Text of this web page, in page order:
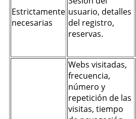
Estrictamente
necesarias
usuario, detalles
del registro,
reservas.
Webs visitadas,
frecuencia,
número y
repetición de las
visitas, tiempo